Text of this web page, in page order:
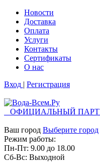
Новости
Доставка
Оплата
Услуги
Контакты
Cертификаты
О нас
Вход | Регистрация
ОФИЦИАЛЬНЫЙ
Ваш город Выберите город
Режим работы:
Пн-Пт: 9.00 до 18.00
Сб-Вс: Выходной